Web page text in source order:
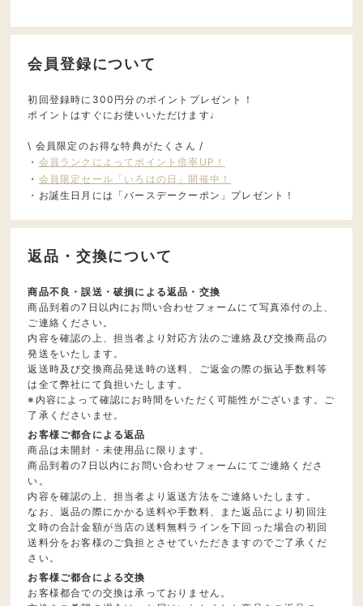
会員登録について
初回登録時に300円分のポイントプレゼント！
ポイントはすぐにお使いいただけます♩
\ 会員限定のお得な特典がたくさん /
・ 会員ランクによってポイント倍率UP！
・ 会員限定セール「いろはの日」開催中！
・お誕生日月には「バースデークーポン」プレゼント！
返品・交換について
商品不良・誤送・破損による返品・交換
商品到着の7日以内にお問い合わせフォームにて写真添付の上、
ご連絡ください。
内容を確認の上、担当者より対応方法のご連絡及び交換商品の
発送をいたします。
返送時及び交換商品発送時の送料、ご返金の際の振込手数料等
は全て弊社にて負担いたします。
※内容によって確認にお時間をいただく可能性がございます。ご
了承くださいませ。
お客様ご都合による返品
商品は未開封・未使用品に限ります。
商品到着の7日以内にお問い合わせフォームにてご連絡くださ
い。
内容を確認の上、担当者より返送方法をご連絡いたします。
なお、返品の際にかかる送料や手数料、また返品により初回注
文時の合計金額が当店の送料無料ラインを下回った場合の初回
送料分をお客様のご負担とさせていただきますのでご了承くだ
さい。
お客様ご都合による交換
お客様都合での交換は承っておりません。